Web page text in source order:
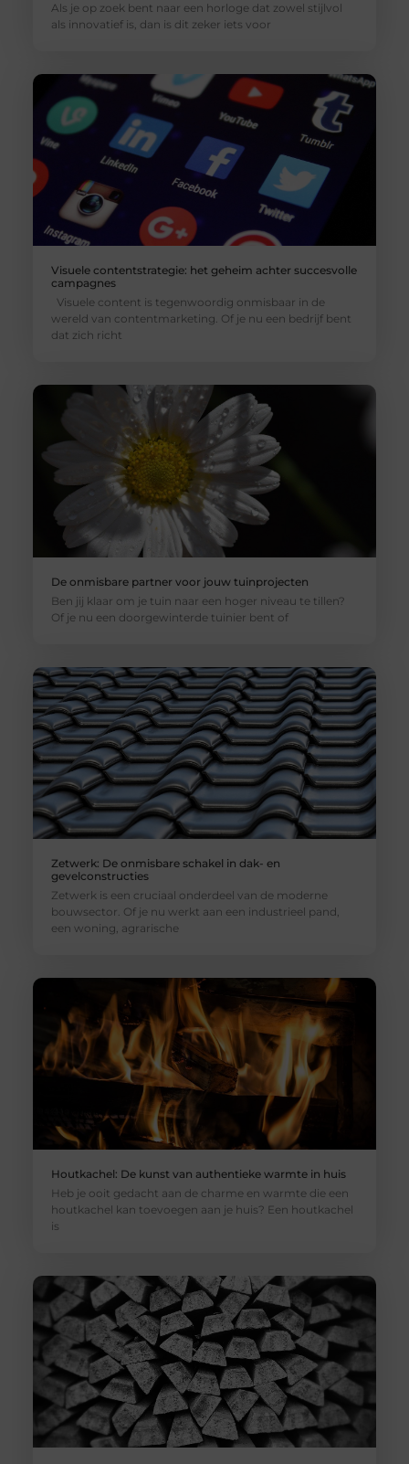
Als je op zoek bent naar een horloge dat zowel stijlvol
als innovatief is, dan is dit zeker iets voor
Visuele contentstrategie: het geheim achter succesvolle
campagnes
Visuele content is tegenwoordig onmisbaar in de
wereld van contentmarketing. Of je nu een bedrijf bent
dat zich richt
De onmisbare partner voor jouw tuinprojecten
Ben jij klaar om je tuin naar een hoger niveau te tillen?
Of je nu een doorgewinterde tuinier bent of
Zetwerk: De onmisbare schakel in dak- en
gevelconstructies
Zetwerk is een cruciaal onderdeel van de moderne
bouwsector. Of je nu werkt aan een industrieel pand,
een woning, agrarische
Houtkachel: De kunst van authentieke warmte in huis
Heb je ooit gedacht aan de charme en warmte die een
houtkachel kan toevoegen aan je huis? Een houtkachel
is